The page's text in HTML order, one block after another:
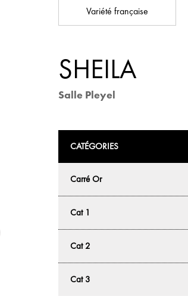
Variété française
SHEILA
Salle Pleyel
CATÉGORIES
Carré Or
Cat 1
Cat 2
Cat 3